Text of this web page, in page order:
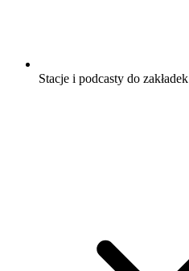
Stacje i podcasty do zakładek